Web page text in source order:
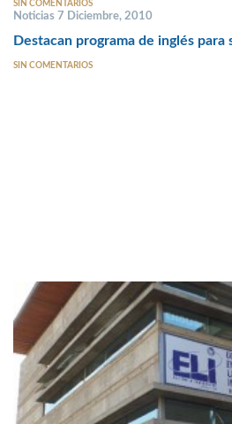
SIN COMENTARIOS
Noticias 7 Diciembre, 2010
Destacan programa de inglés para
SIN COMENTARIOS